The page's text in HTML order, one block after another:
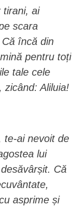
tirani, ai
scara
încă din
pentru toți
tale cele
zicând: Aliluia!
te-ai nevoit de
lui
Că
asprime și